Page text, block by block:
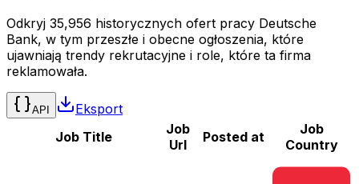
Odkryj 35,956 historycznych ofert pracy Deutsche
Bank, w tym przeszłe i obecne ogłoszenia, które
ujawniają trendy rekrutacyjne i role, które ta firma
reklamowała.
API
Eksport
Job Title
Job
Url
Posted at
Job
Country